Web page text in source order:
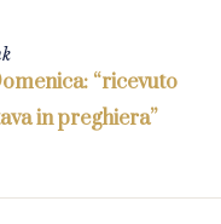
“ricevuto
in preghiera”